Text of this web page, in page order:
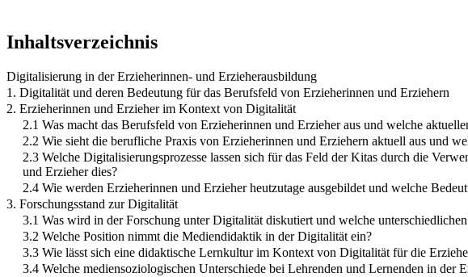
Inhaltsverzeichnis
Digitalisierung in der Erzieherinnen- und Erzieherausbildung
1. Digitalität und deren Bedeutung für das Berufsfeld von Erzieherinnen und Erziehern
2. Erzieherinnen und Erzieher im Kontext von Digitalität
2.1 Was macht das Berufsfeld von Erzieherinnen und Erzieher aus und welche
2.2 Wie sieht die berufliche Praxis von Erzieherinnen und Erziehern aktuell aus und
2.3 Welche Digitalisierungsprozesse lassen sich für das Feld der Kitas durch die
und Erzieher dies?
2.4 Wie werden Erzieherinnen und Erzieher heutzutage ausgebildet und welche
3. Forschungsstand zur Digitalität
3.1 Was wird in der Forschung unter Digitalität diskutiert und welche
3.2 Welche Position nimmt die Mediendidaktik in der Digitalität ein?
3.3 Wie lässt sich eine didaktische Lernkultur im Kontext von Digitalität für die
3.4 Welche mediensoziologischen Unterschiede bei Lehrenden und Lernenden in